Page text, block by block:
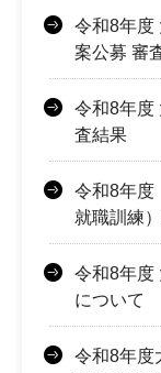
令和8年度
案公募 審
令和8年度
査結果
令和8年
就職訓練
令和8年度
について
令和8年度